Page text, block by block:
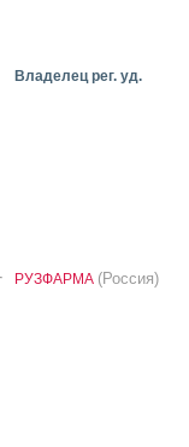
Владелец рег. уд.
РУЗФАРМА (Россия)